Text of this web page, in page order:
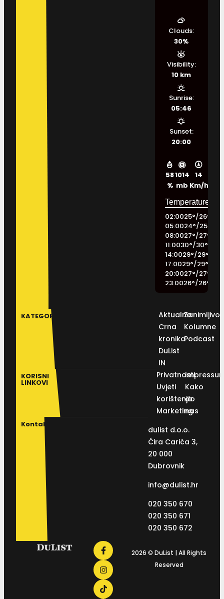
58
%
1014
mb
14
Km/h
Clouds:
30%
Visibility:
10 km
Sunrise:
05:46
Sunset:
20:00
02:0025°/26°
05:0024°/25°
08:0027°/27°
11:0030°/30°
14:0029°/29°
17:0029°/29°
20:0027°/27°
23:0026°/26°
KATEGORIJE
Aktualno
Crna
kronika
DuList
IN
Kolumne
Podcast
KORISNI
LINKOVI
Privatnosti
Uvjeti
korištenja
Marketing
Kako
do
nas
Kontakt
dulist d.o.o.
Ćira Carića 3,
20 000
Dubrovnik
info@dulist.hr
020 350 670
020 350 671
020 350 672
2026 © DuList | All Rights
Reserved